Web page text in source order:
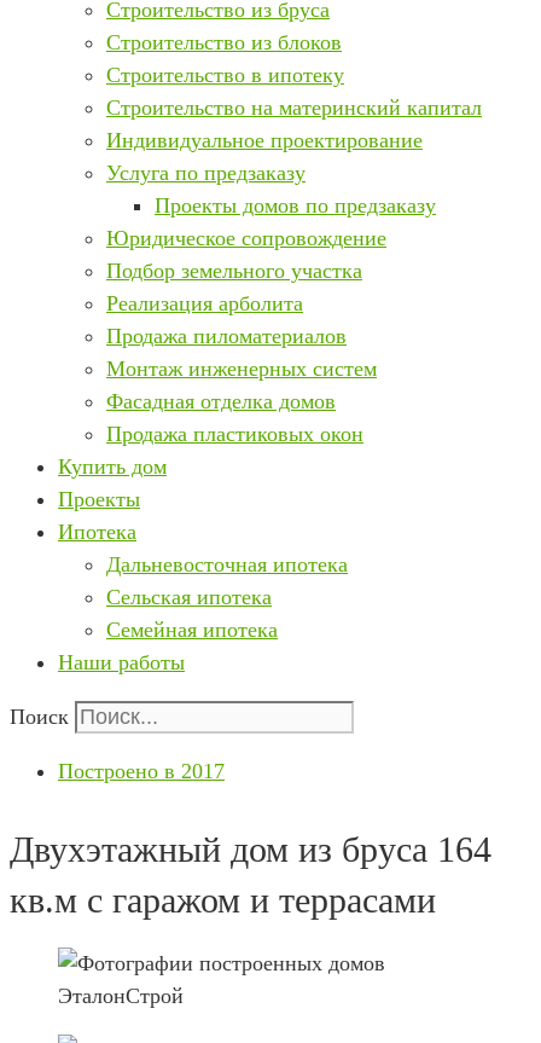
Строительство из бруса
Строительство из блоков
Строительство в ипотеку
Строительство на материнский капитал
Индивидуальное проектирование
Услуга по предзаказу
Проекты домов по предзаказу
Юридическое сопровождение
Подбор земельного участка
Реализация арболита
Продажа пиломатериалов
Монтаж инженерных систем
Фасадная отделка домов
Продажа пластиковых окон
Купить дом
Проекты
Ипотека
Дальневосточная ипотека
Сельская ипотека
Семейная ипотека
Наши работы
Поиск
Построено в 2017
Двухэтажный дом из бруса 164
кв.м с гаражом и террасами